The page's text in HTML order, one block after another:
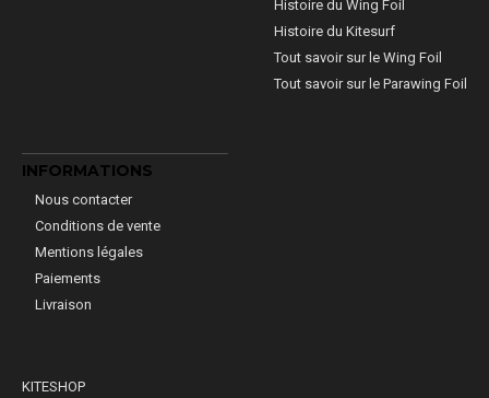
Histoire du Wing Foil
Histoire du Kitesurf
Tout savoir sur le Wing Foil
Tout savoir sur le Parawing Foil
INFORMATIONS
Nous contacter
Conditions de vente
Mentions légales
Paiements
Livraison
KITESHOP